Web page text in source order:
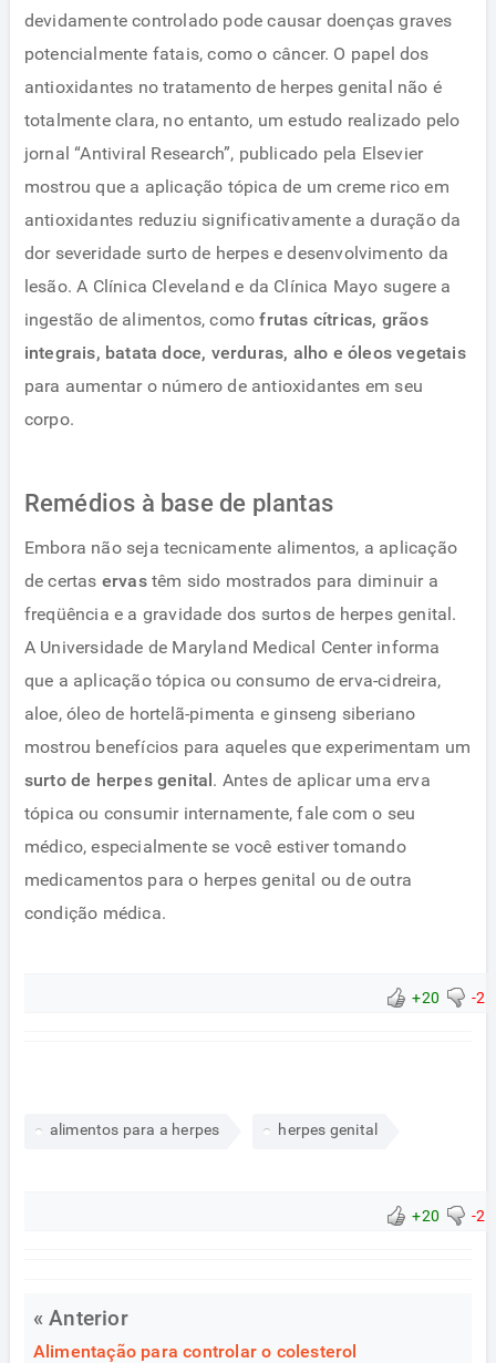
devidamente controlado pode causar doenças graves
potencialmente fatais, como o câncer. O papel dos
antioxidantes no tratamento de herpes genital não é
totalmente clara, no entanto, um estudo realizado pelo
jornal “Antiviral Research”, publicado pela Elsevier
mostrou que a aplicação tópica de um creme rico em
antioxidantes reduziu significativamente a duração da
dor severidade surto de herpes e desenvolvimento da
lesão. A Clínica Cleveland e da Clínica Mayo sugere a
ingestão de alimentos, comofrutas cítricas, grãos
integrais, batata doce, verduras, alho e óleos vegetais
para aumentar o número de antioxidantes em seu
corpo.
Remédios à base de plantas
Embora não seja tecnicamente alimentos, a aplicação
de certas ervastêm sido mostrados para diminuir a
freqüência e a gravidade dos surtos de herpes genital.
A Universidade de Maryland Medical Center informa
que a aplicação tópica ou consumo de erva-cidreira,
aloe, óleo de hortelã-pimenta e ginseng siberiano
mostrou benefícios para aqueles que experimentam um
surto de herpes genital. Antes de aplicar uma erva
tópica ou consumir internamente, fale com o seu
médico, especialmente se você estiver tomando
medicamentos para o herpes genital ou de outra
condição médica.
+20 -2
alimentos para a herpes herpes genital
+20 -2
« Anterior
Alimentação para controlar o colesterol